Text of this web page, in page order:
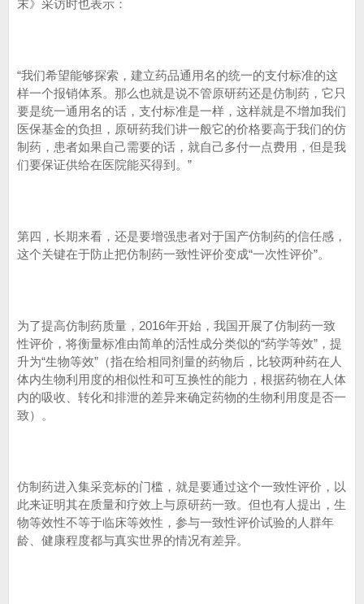
末》采访时也表示：
“我们希望能够探索，建立药品通用名的统一的支付标准的这
样一个报销体系。那么也就是说不管原研药还是仿制药，它只
要是统一通用名的话，支付标准是一样，这样就是不增加我们
医保基金的负担，原研药我们讲一般它的价格要高于我们的仿
制药，患者如果自己需要的话，就自己多付一点费用，但是我
们要保证供给在医院能买得到。”
第四，长期来看，还是要增强患者对于国产仿制药的信任感，
这个关键在于防止把仿制药一致性评价变成“一次性评价”。
为了提高仿制药质量，2016年开始，我国开展了仿制药一致
性评价，将衡量标准由简单的活性成分类似的“药学等效”，提
升为“生物等效”（指在给相同剂量的药物后，比较两种药在人
体内生物利用度的相似性和可互换性的能力，根据药物在人体
内的吸收、转化和排泄的差异来确定药物的生物利用度是否一
致）。
仿制药进入集采竞标的门槛，就是要通过这个一致性评价，以
此来证明其在质量和疗效上与原研药一致。但也有人提出，生
物等效性不等于临床等效性，参与一致性评价试验的人群年
龄、健康程度都与真实世界的情况有差异。